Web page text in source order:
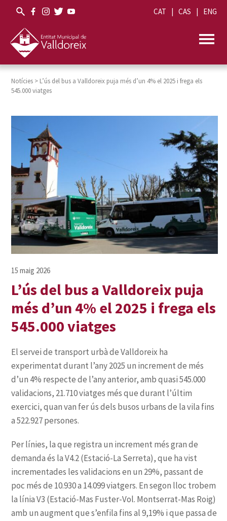
CAT CAS ENG
Notícies > L’ús del bus a Valldoreix puja més d’un 4% el 2025 i frega els
545.000 viatges
L’ús del bus a Valldoreix puja
més d’un 4% el 2025 i frega els
545.000 viatges